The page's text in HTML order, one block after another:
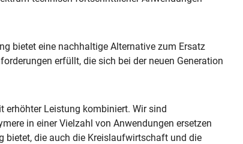
bietet eine nachhaltige Alternative zum Ersatz
erfüllt, die sich bei der neuen Generation
erhöhter Leistung kombiniert. Wir sind
in einer Vielzahl von Anwendungen ersetzen
bietet, die auch die Kreislaufwirtschaft und die